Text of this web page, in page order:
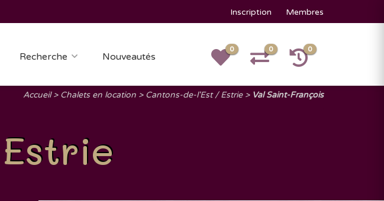
Inscription Membres
Recherche Nouveautés
0 0 0
Accueil Chalets en location Cantons-de-l'Est / Estrie Val Saint-François